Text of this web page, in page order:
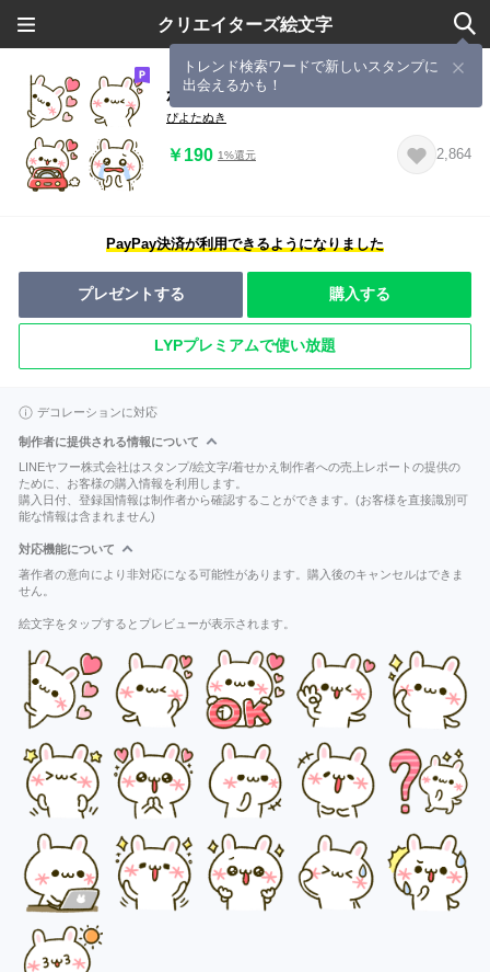
クリエイターズ絵文字
トレンド検索ワードで新しいスタンプに
出会えるかも！
かおもじ♡うさぎ３
ぴよたぬき
￥190 1%還元 2,864
PayPay決済が利用できるようになりました
プレゼントする 購入する
LYPプレミアムで使い放題
デコレーションに対応
制作者に提供される情報について
LINEヤフー株式会社はスタンプ/絵文字/着せかえ制作者への売上レポートの提供の
ために、お客様の購入情報を利用します。
購入日付、登録国情報は制作者から確認することができます。(お客様を直接識別可
能な情報は含まれません)
対応機能について
著作者の意向により非対応になる可能性があります。購入後のキャンセルはできま
せん。
絵文字をタップするとプレビューが表示されます。